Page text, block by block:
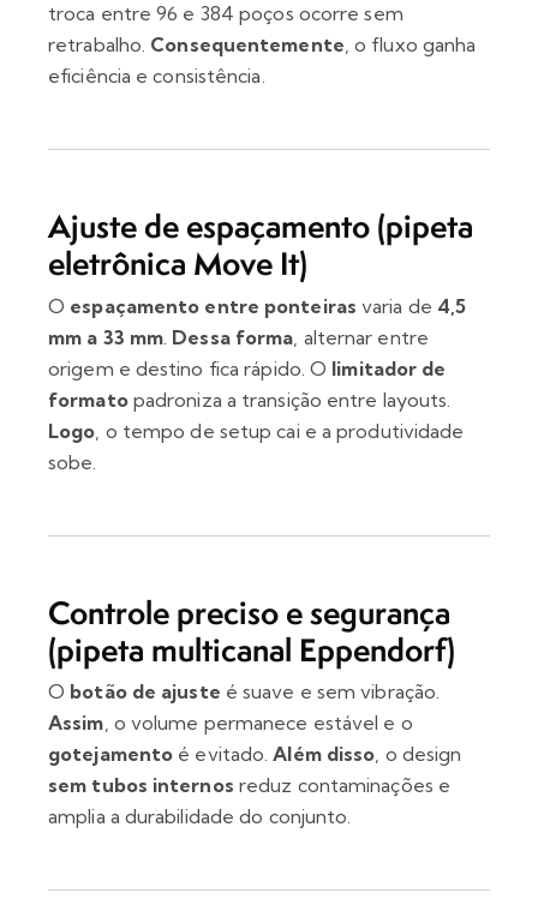
troca entre 96 e 384 poços ocorre sem
retrabalho. Consequentemente, o fluxo ganha
eficiência e consistência.
Ajuste de espaçamento (pipeta
eletrônica Move It)
O espaçamento entre ponteiras varia de 4,5
mm a 33 mm Dessa forma , alternar entre
origem e destino fica rápido. O limitador de
formatopadroniza a transição entre layouts.
Logo , o tempo de setup cai e a produtividade
sobe.
Controle preciso e segurança
(pipeta multicanal Eppendorf)
O botão de ajuste é suave e sem vibração.
Assim , o volume permanece estável e o
gotejamento é evitado.Além disso , o design
sem tubos internos reduz contaminações e
amplia a durabilidade do conjunto.